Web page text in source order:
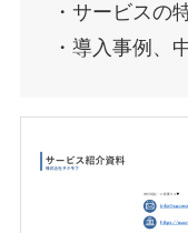
・サービスの
・導入事例、